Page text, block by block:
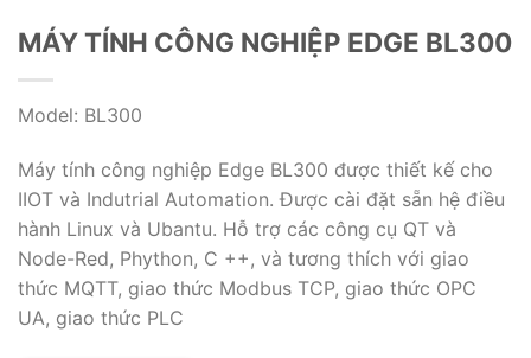
MÁY TÍNH CÔNG NGHIỆP EDGE BL300
Model: BL300
Máy tính công nghiệp Edge BL300 được thiết kế cho
IIOT và Indutrial Automation. Được cài đặt sẵn hệ điều
hành Linux và Ubantu. Hỗ trợ các công cụ QT và
Node-Red, Phython, C ++, và tương thích với giao
thức MQTT, giao thức Modbus TCP, giao thức OPC
UA, giao thức PLC